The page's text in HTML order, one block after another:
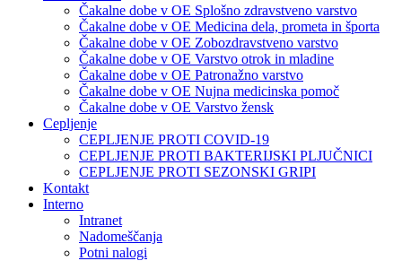
Čakalne dobe v OE Splošno zdravstveno varstvo
Čakalne dobe v OE Medicina dela, prometa in športa
Čakalne dobe v OE Zobozdravstveno varstvo
Čakalne dobe v OE Varstvo otrok in mladine
Čakalne dobe v OE Patronažno varstvo
Čakalne dobe v OE Nujna medicinska pomoč
Čakalne dobe v OE Varstvo žensk
Cepljenje
CEPLJENJE PROTI COVID-19
CEPLJENJE PROTI BAKTERIJSKI PLJUČNICI
CEPLJENJE PROTI SEZONSKI GRIPI
Kontakt
Interno
Intranet
Nadomeščanja
Potni nalogi